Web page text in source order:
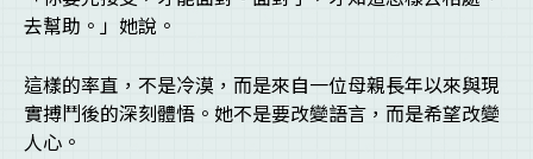
去幫助。」她說。
這樣的率直，不是冷漠，而是來自一位母親長年以來與現
實搏鬥後的深刻體悟。她不是要改變語言，而是希望改變
人心。